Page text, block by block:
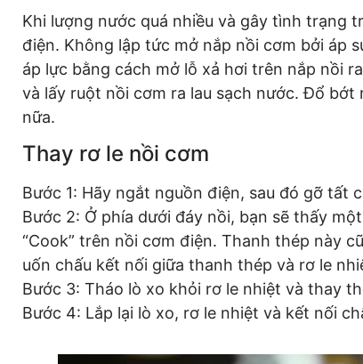
Khi lượng nước quá nhiều và gây tình trạng
điện. Không lập tức mở nắp nồi cơm bởi áp
áp lực bằng cách mở lỗ xả hơi trên nắp nồi
và lấy ruột nồi cơm ra lau sạch nước. Đổ
nữa.
Thay rơ le nồi cơm
Bước 1: Hãy ngắt nguồn điện, sau đó gỡ tất
Bước 2: Ở phía dưới đáy nồi, bạn sẽ thấy
“Cook” trên nồi cơm điện. Thanh thép này
uốn chấu kết nối giữa thanh thép và rơ le
Bước 3: Tháo lò xo khỏi rơ le nhiệt và thay
Bước 4: Lắp lại lò xo, rơ le nhiệt và kết nối